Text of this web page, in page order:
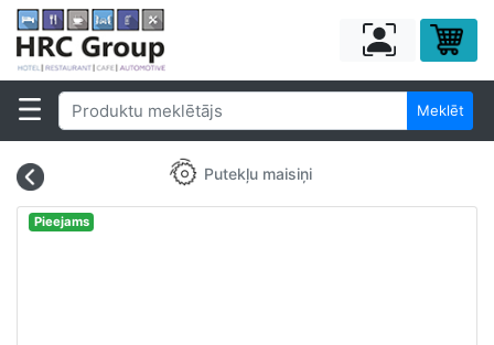
Meklēt
Putekļu maisiņi
Pieejams